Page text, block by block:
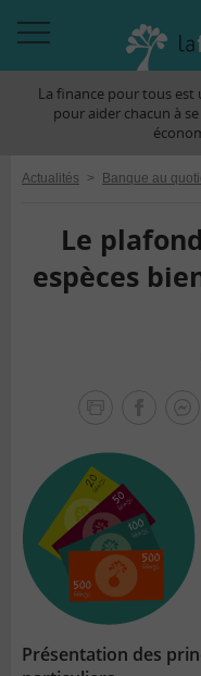
àLa finance pour tous est
pour aider chacun à
Actualités > Banque au
Le
espèces
Présentation des